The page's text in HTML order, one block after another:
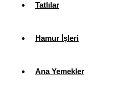
Tatlılar
Hamur İşleri
Ana Yemekler